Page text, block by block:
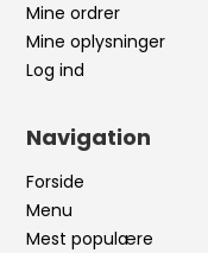
Mine ordrer
Mine oplysninger
Log ind
Navigation
Forside
Menu
Mest populære